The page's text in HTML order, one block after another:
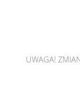
UWAGA!